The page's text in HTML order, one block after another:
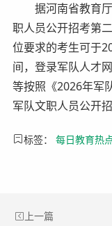
据河南省教育厅
职人员公开招考第
位要求的考生可于
间，登录军队人才
等按照《2026年军
军队文职人员公开
标签： 每日教育热
上一篇